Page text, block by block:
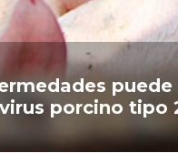
porcino tipo